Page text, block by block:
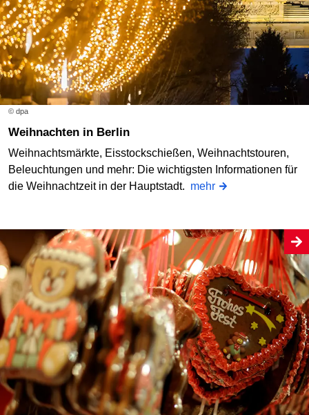
© dpa
Weihnachten in Berlin
Weihnachtsmärkte, Eisstockschießen, Weihnachtstouren,
Beleuchtungen und mehr: Die wichtigsten Informationen für
die Weihnachtzeit in der Hauptstadt. mehr